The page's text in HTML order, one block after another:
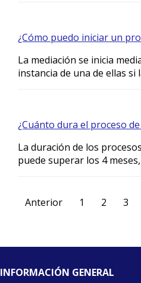
¿Cómo puedo iniciar un
La mediación se inicia
instancia de una de ellas si
¿Cuánto dura el proceso
La duración de los
puede superar los 4
Anterior 1 2 3
INFORMACIÓN GENERAL